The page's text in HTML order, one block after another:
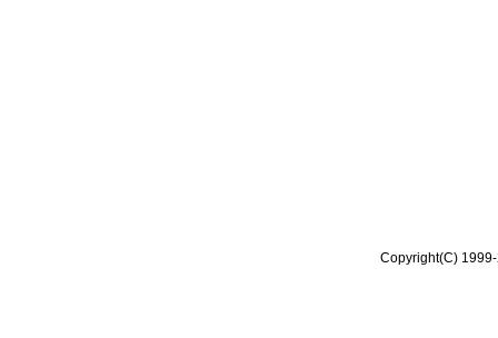
Copyright(C)